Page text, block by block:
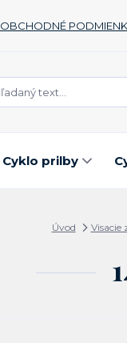
OBCHODNÉ
Cyklo prilby
Úvod Visacie